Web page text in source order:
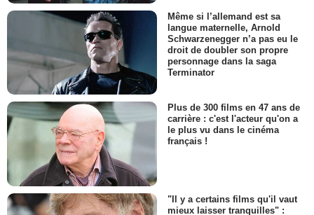
Même si l’allemand est sa
langue maternelle, Arnold
Schwarzenegger n’a pas eu le
droit de doubler son propre
personnage dans la saga
Terminator
Plus de 300 films en 47 ans de
carrière : c'est l'acteur qu'on a
le plus vu dans le cinéma
français !
"Il y a certains films qu'il vaut
mieux laisser tranquilles" :